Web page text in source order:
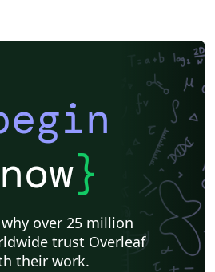
now}
over 25 million
trust Overleaf
their work.